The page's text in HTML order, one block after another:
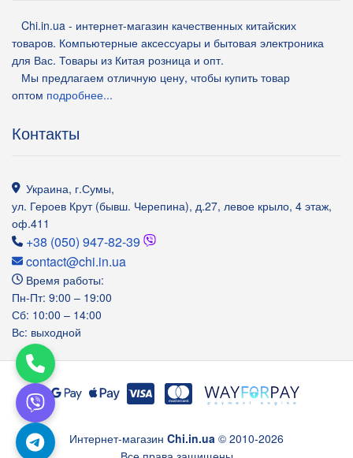
Chi.in.ua - интернет-магазин качественных китайских
товаров. Компьютерные аксессуары и бытовая электроника
для Вас. Товары из Китая розница и опт.
Мы предлагаем отличную цену, чтобы купить товар
оптом подробнее...
Контакты
Украина, г.Сумы,
ул. Героев Крут (бывш. Черепина), д.27, левое крыло, 4 этаж,
оф.411
+38 (050) 947-82-39
contact@chi.in.ua
Время работы:
Пн-Пт: 9:00 – 19:00
Сб: 10:00 – 14:00
Вс: выходной
Интернет-магазин Chi.in.ua © 2010-2026